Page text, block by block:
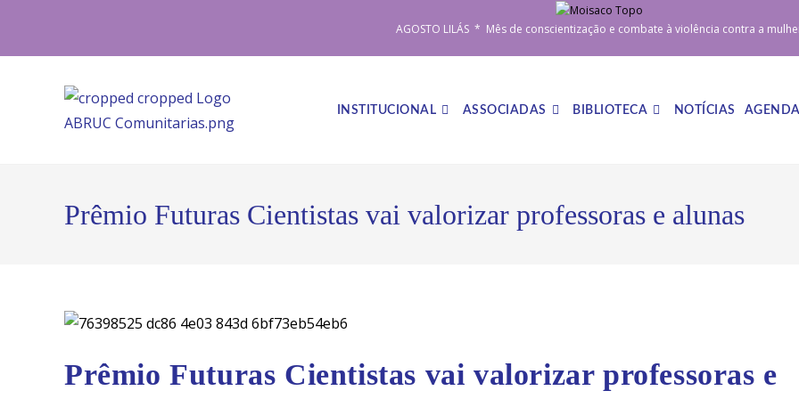
o
AGOSTO LILÁS * Mês de conscientização e combate à violência contra a
INSTITUCIONAL ASSOCIADAS BIBLIOTECA NOTÍCIAS AGENDA
Prêmio Futuras Cientistas vai valorizar professoras e alunas
Prêmio Futuras Cientistas vai valorizar professoras e